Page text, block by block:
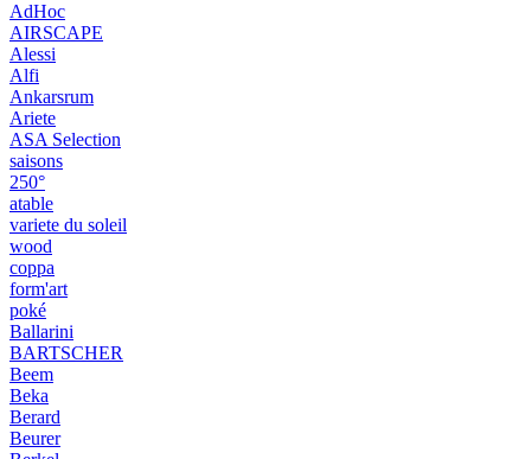
AdHoc
AIRSCAPE
Alessi
Alfi
Ankarsrum
Ariete
ASA Selection
saisons
250°
atable
variete du soleil
wood
coppa
form'art
poké
Ballarini
BARTSCHER
Beem
Beka
Berard
Beurer